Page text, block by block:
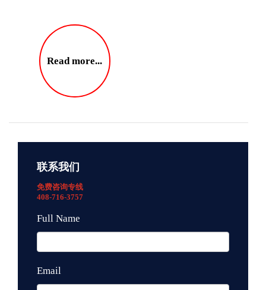
Read more...
联系我们
免费咨询专线
408-716-3757
Full Name
Email